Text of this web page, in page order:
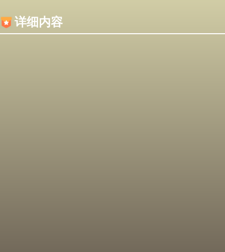
详细内容